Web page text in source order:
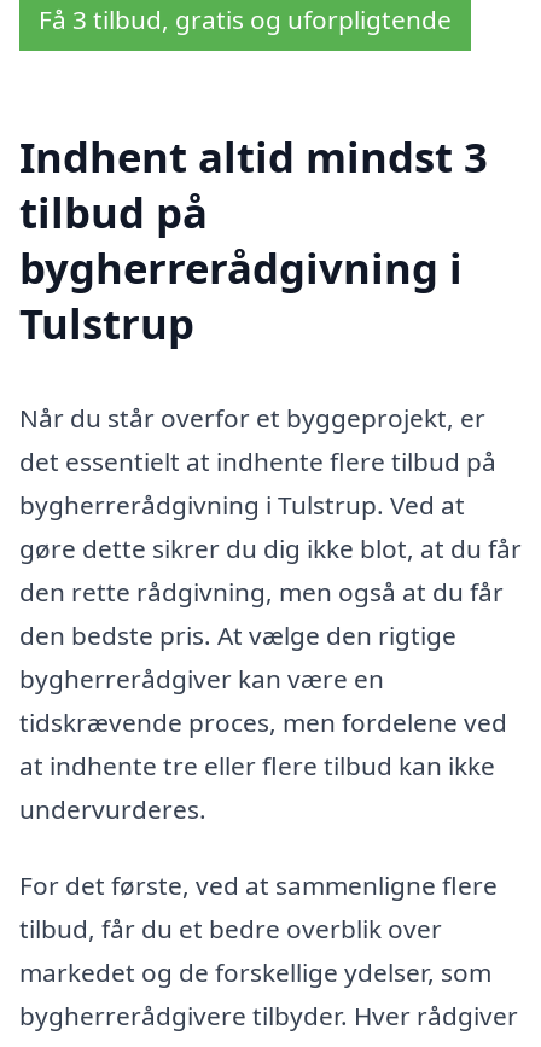
Få 3 tilbud, gratis og uforpligtende
Indhent altid mindst 3
tilbud på
bygherrerådgivning i
Tulstrup
Når du står overfor et byggeprojekt, er
det essentielt at indhente flere tilbud på
bygherrerådgivning i Tulstrup. Ved at
gøre dette sikrer du dig ikke blot, at du får
den rette rådgivning, men også at du får
den bedste pris. At vælge den rigtige
bygherrerådgiver kan være en
tidskrævende proces, men fordelene ved
at indhente tre eller flere tilbud kan ikke
undervurderes.
For det første, ved at sammenligne flere
tilbud, får du et bedre overblik over
markedet og de forskellige ydelser, som
bygherrerådgivere tilbyder. Hver rådgiver